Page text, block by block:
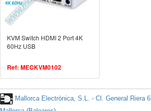
KVM Switch HDMI 2 Port 4K
60Hz USB
Ref: MECKVM0102
Mallorca Electrónica, S.L. - Cl. General Riera